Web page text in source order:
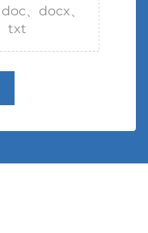
、docx、
txt